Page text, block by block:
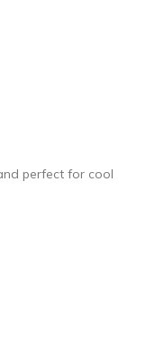
perfect for cool